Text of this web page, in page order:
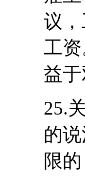
议
工
益
25.
的
限